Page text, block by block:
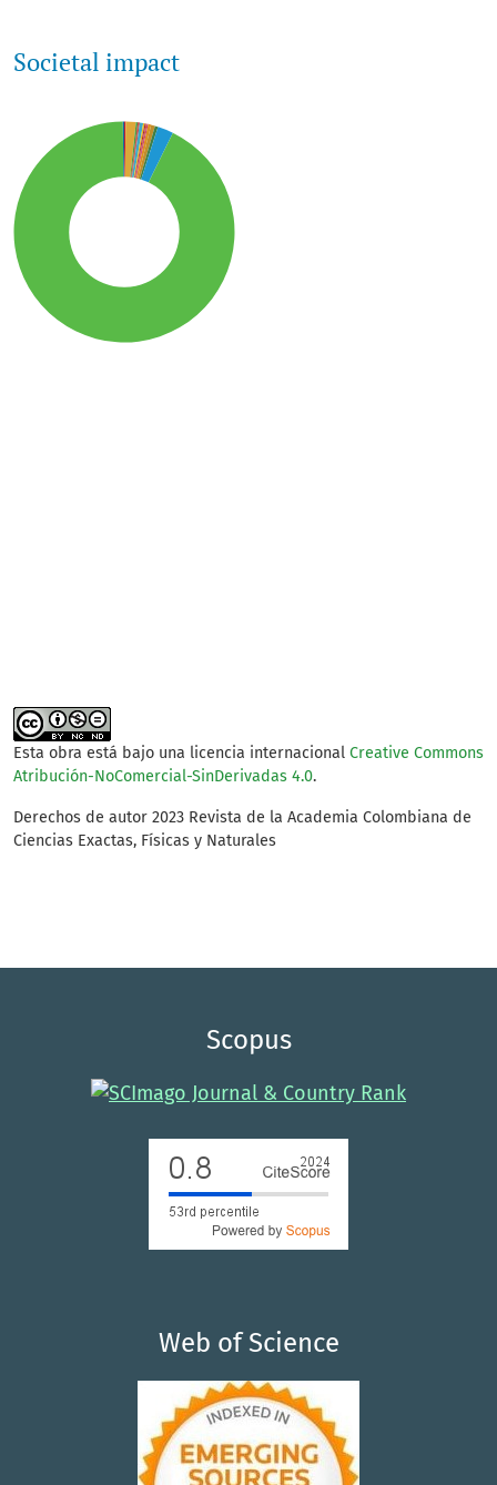
Societal impact
Esta obra está bajo una licencia internacional Creative Commons
Atribución-NoComercial-SinDerivadas 4.0.
Derechos de autor 2023 Revista de la Academia Colombiana de
Ciencias Exactas, Físicas y Naturales
Scopus
Web of Science